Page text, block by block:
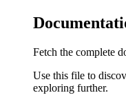
Fetch the complete
Use this file to
exploring further.